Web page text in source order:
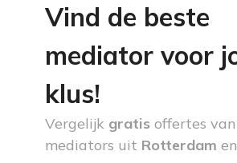
Vind de beste
mediator voor
klus!
Vergelijk gratis offertes
mediators uit Rotterdam